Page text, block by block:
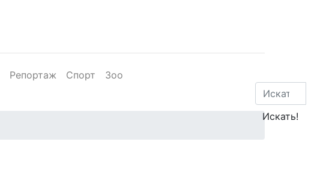
Репортаж Спорт Зоо